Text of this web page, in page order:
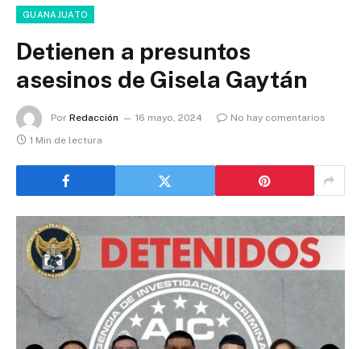
GUANAJUATO
Detienen a presuntos
asesinos de Gisela Gaytán
Por Redacción 16 mayo, 2024
No hay comentarios
1 Min de lectura